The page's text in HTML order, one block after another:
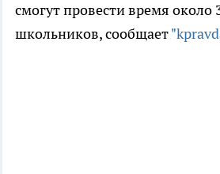
смогут провести время около
школьников, сообщает